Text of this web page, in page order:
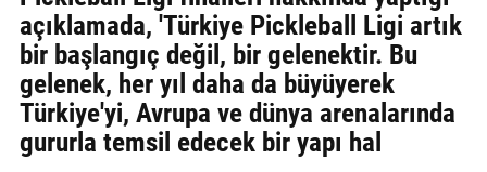
Gizlilik
Politikası
açıklamada, 'Türkiye Pickleball Ligi artık
bir başlangıç değil, bir gelenektir. Bu
gelenek, her yıl daha da büyüyerek
Türkiye'yi, Avrupa ve dünya arenalarında
gururla temsil edecek bir yapı hal